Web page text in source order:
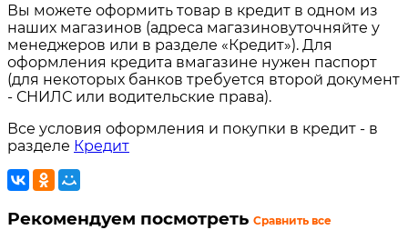
Вы можете оформить товар в кредит в одном из
наших магазинов (адреса магазиновуточняйте у
менеджеров или в разделе «Кредит»). Для
оформления кредита вмагазине нужен паспорт
(для некоторых банков требуется второй документ
- СНИЛС или водительские права).
Все условия оформления и покупки в кредит - в
разделе Кредит
Рекомендуем посмотреть Сравнить все